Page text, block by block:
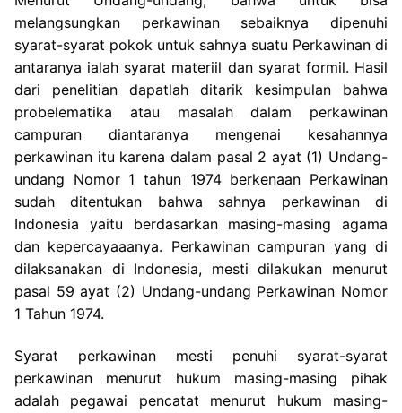
melangsungkan perkawinan sebaiknya dipenuhi
syarat-syarat pokok untuk sahnya suatu Perkawinan di
antaranya ialah syarat materiil dan syarat formil. Hasil
dari penelitian dapatlah ditarik kesimpulan bahwa
probelematika atau masalah dalam perkawinan
campuran diantaranya mengenai kesahannya
perkawinan itu karena dalam pasal 2 ayat (1) Undang-
undang Nomor 1 tahun 1974 berkenaan Perkawinan
sudah ditentukan bahwa sahnya perkawinan di
Indonesia yaitu berdasarkan masing-masing agama
dan kepercayaaanya. Perkawinan campuran yang di
dilaksanakan di Indonesia, mesti dilakukan menurut
pasal 59 ayat (2) Undang-undang Perkawinan Nomor
1 Tahun 1974.
Syarat perkawinan mesti penuhi syarat-syarat
perkawinan menurut hukum masing-masing pihak
adalah pegawai pencatat menurut hukum masing-